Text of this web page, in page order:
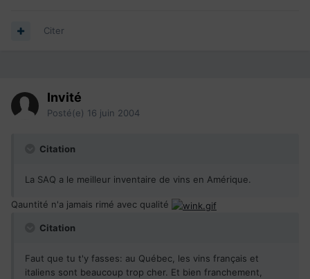
Citer
Invité
Posté(e) 16 juin 2004
Citation
La SAQ a le meilleur inventaire de vins en Amérique.
Qauntité n'a jamais rimé avec qualité
Citation
Faut que tu t'y fasses: au Québec, les vins français et
italiens sont beaucoup trop cher. Et bien franchement,